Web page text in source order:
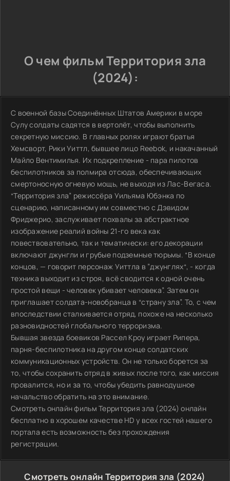
О чем фильм Территория зла
(2024):
С военной базы Соединённых Штатов Америки в море
Сулу солдаты садятся в вертолёт, чтобы выполнить
секретную миссию. В главных ролях играют братья
Хемсворт, Рики Уиттл, бывшее лицо Reebok, и накачанный
Майло Вентимилья. Их подкрепление - пара пилотов
беспилотников за полмира отсюда, обеспечивающих
смертоносную огневую мощь, не выходя из Лас-Вегаса.
“Территория зла” режиссёра Уильяма Юбэнка по
сценарию, написанному им совместно с Дэвидом
Фриджерио, заслуживает похвалы за абстрактное
изображение реалий войны 21-го века как
повествовательно, так и тематически: его декорации
включают джунгли и грубые подземные тюрьмы. “В конце
концов, — говорит персонаж Уиттла в ”джунглях“, - когда
техника выходит из строя, всё сводится к одной очень
простой вещи - человек убивает человека”. Затем он
приглашает солдата-новобранца в “страну зла”. То, с чем
впоследствии сталкивается отряд, похоже на несколько
разновидностей глобального терроризма.
Бывшая звезда боевиков Рассел Кроу играет Рипера,
парня-беспилотника на другом конце солдатских
коммуникационных устройств. Он не только борется за
то, чтобы сохранить отряд в живых после того, как миссия
провалится, но и за то, чтобы убедить равнодушное
начальство обратить на это внимание.
Смотреть онлайн фильм Территория зла (2024) онлайн
бесплатно в хорошем качестве HD у всех гостей нашего
портала есть возможность без прохождения
регистрации.
Смотреть онлайн Территория зла (2024)